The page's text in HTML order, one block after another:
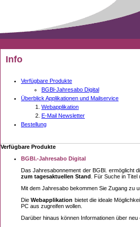
Info
Verfügbare Produkte
BGBl-Jahresabo Digital
Überblick Applikationen und Mailservice
Webapplikation
E-Mail Newsletter
Bestellung
Verfügbare Produkte
BGBl.-Jahresabo Digital
Das Jahresabonnement der BGBl. ermöglicht
zum tagesaktuellen Stand . Für Suche in
Mit dem Jahresabo bekommen Sie Zugang zu
DieWebapplikation bietet die ideale
PC aus zugreifen wollen.
Darüber hinaus können Informationen über